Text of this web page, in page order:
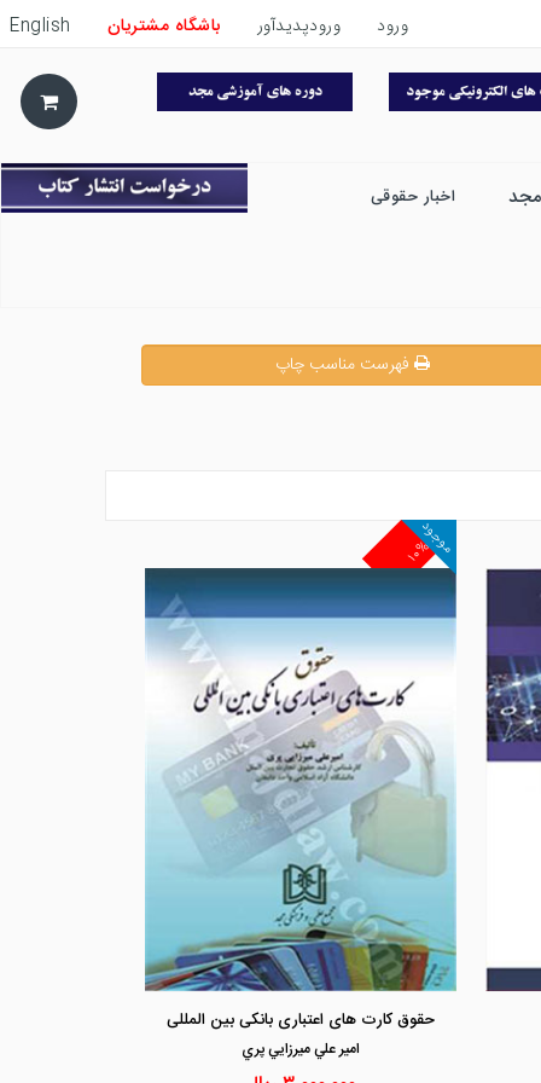
ورود ورودپدیدآور باشگاه مشتریان English
اخبار حقوقی
فهرست مناسب چاپ
مشاهده و خرید
۱۰%
موجود
حقوق کارت های اعتباری بانکی بین المللی
امير علي ميرزايي پري